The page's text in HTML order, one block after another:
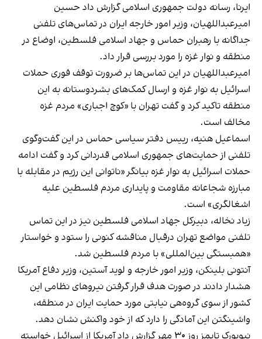
ایرنا، رسانه دولت جمهوری اسلامی گزارش داد حسین
امیرعبداللهیان، وزیر امور خارجه ایران در تماس‌های تلفنی
جداگانه با رهبران حماس و جهاد اسلامی فلسطین، اوضاع در
منطقه و نوار غزه را مورد بررسی قرار داد.
امیرعبداللهیان در این تماس‌ها بر ضرورت توقف فوری حملات
اسرائیل به نوار غزه و ارسال کمک‌های بشردوستانه به این
منطقه تاکید کرد و گفت تهران با «کوچ اجباری» مردم غزه
مخالف است.
اسماعیل هنیه، رییس دفتر سیاسی حماس در این گفت‌وگوی
تلفنی از حمایت‌های جمهوری اسلامی قدردانی کرد و گفت ادامه
حملات اسرائیل به نوار غزه بیانگر «ناتوانی این رژیم در مقابله با
مبارزه شجاعانه مقاومت و پایداری مردم فلسطین علیه
اشغالگری» است.
زیاد نخاله، دبیرکل جهاد اسلامی فلسطین نیز در این تماس
تلفنی مواضع تهران درقبال مناقشه کنونی را ستود و خواستار
«همبستگی بین‌المللی» با مردم فلسطین شد.
آنتونی بلینکن، وزیر امور خارجه و لوید آستین، وزیر دفاع آمریکا
هشدار دادند در صورت هدف قرار گرفتن نیروهای نظامی این
کشور از سوی گروه‌هی نیابتی مورد حمایت ایران در منطقه،
واشینگتن این آمادگی را دارد که از خود واکنش نشان دهد.
نیویورک تایمز روز ۳۰ مهر گزارش داد آمریکا از اسرائیل خواسته